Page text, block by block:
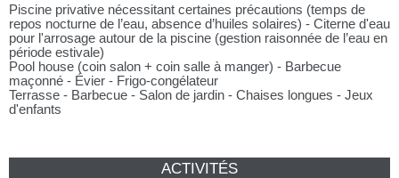
Piscine privative nécessitant certaines précautions (temps de
repos nocturne de l’eau, absence d’huiles solaires) - Citerne d'eau
pour l'arrosage autour de la piscine (gestion raisonnée de l’eau en
période estivale)
Pool house (coin salon + coin salle à manger) - Barbecue
maçonné - Évier - Frigo-congélateur
Terrasse - Barbecue - Salon de jardin - Chaises longues - Jeux
d'enfants
ACTIVITÉS